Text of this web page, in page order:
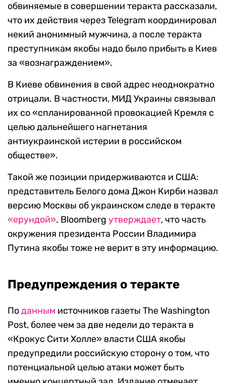
обвиняемые в совершении теракта рассказали,
что их действия через Telegram координировал
некий анонимный мужчина, а после теракта
преступникам якобы надо было прибыть в Киев
за «вознаграждением».
В Киеве обвинения в свой адрес неоднократно
отрицали. В частности, МИД Украины связывал
их со «спланированной провокацией Кремля с
целью дальнейшего нагнетания
антиукраинской истерии в российском
обществе».
Такой же позиции придерживаются и США:
представитель Белого дома Джон Кирби назвал
версию Москвы об украинском следе в теракте
«ерундой». Bloomberg утверждает, что часть
окружения президента России Владимира
Путина якобы тоже не верит в эту информацию.
Предупреждения о теракте
Поданным источников газеты The Washington
Post, более чем за две недели до теракта в
«Крокус Сити Холле» власти США якобы
предупредили российскую сторону о том, что
потенциальной целью атаки может быть